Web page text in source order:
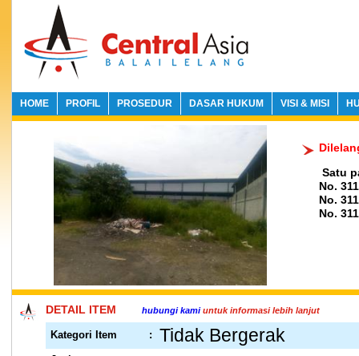
HOME PROFIL PROSEDUR DASAR HUKUM VISI & MISI
Satu
No.
No.
No.
DETAIL ITEM hubungi kamiuntuk informasi lebih lanjut
Kategori Item : Tidak Bergerak